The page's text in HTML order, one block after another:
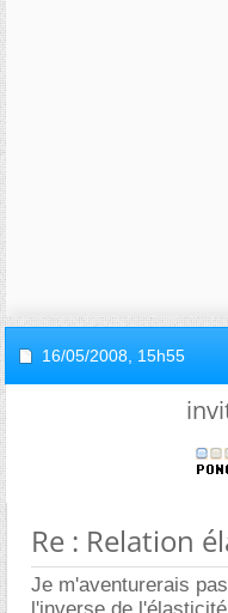
16/05/2008, 15h55
Re : Relation
Je m'aventurerais